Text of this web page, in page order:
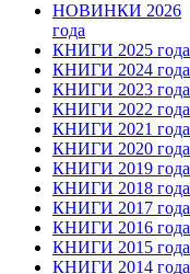
НОВИНКИ 2026
года
КНИГИ 2025 года
КНИГИ 2024 года
КНИГИ 2023 года
КНИГИ 2022 года
КНИГИ 2021 года
КНИГИ 2020 года
КНИГИ 2019 года
КНИГИ 2018 года
КНИГИ 2017 года
КНИГИ 2016 года
КНИГИ 2015 года
КНИГИ 2014 года